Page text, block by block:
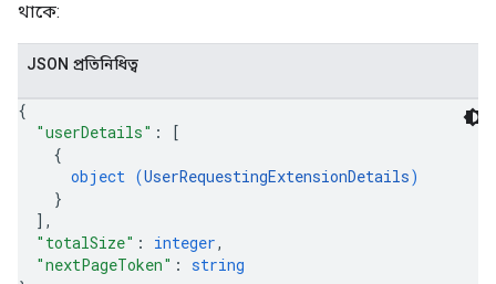
থাকে:
JSON প্রতিনিধিত্ব
{
"userDetails" :
[
{
object (UserRequestingExtensionDetails)
}
] ,
"totalSize" : integer,
"nextPageToken" : string